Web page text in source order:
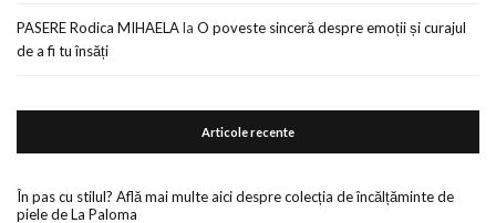
PASERE Rodica MIHAELAla O poveste sinceră despre emoții și curajul
de a fi tu însăți
Articole recente
În pas cu stilul? Află mai multe aici despre colecția de încălțăminte de
piele de La Paloma